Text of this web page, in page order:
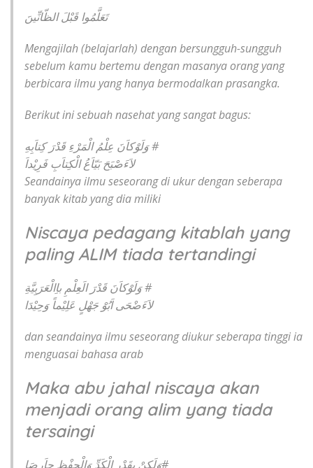
تَعَلَّمُوا قَبْلَ الظّانِّينَ
Mengajilah (belajarlah) dengan bersungguh-sungguh
sebelum kamu bertemu dengan masanya orang yang
berbicara ilmu yang hanya bermodalkan prasangka.
Berikut ini sebuah nasehat yang sangat bagus:
وَلَوْكاَنَ عِلْمُ الْمَرْءِ قَدْرَ كِتاَبِهِ #
لاَءَصْبَحَ بَيّاَعُ الْكِتاَبِ فَرِيْداَ
Seandainya ilmu seseorang di ukur dengan seberapa
banyak kitab yang dia miliki
Niscaya pedagang kitablah yang
paling ALIM tiada tertandingi
وَلَوْكاَنَ قَدْرَ الَعِلْمِ باِالْعَرَبِيَّةِ #
لاَءَضْحَى اَبُوْ جَهْلٍ عَلِيْماً وَحِيْدَا
dan seandainya ilmu seseorang diukur seberapa tinggi ia
menguasai bahasa arab
Maka abu jahal niscaya akan
menjadi orang alim yang tiada
tersaingi
وَلَكِنْ بِقَدْرِ الْكَدِّ وَالْحِفْظِ حاَرِصَا#